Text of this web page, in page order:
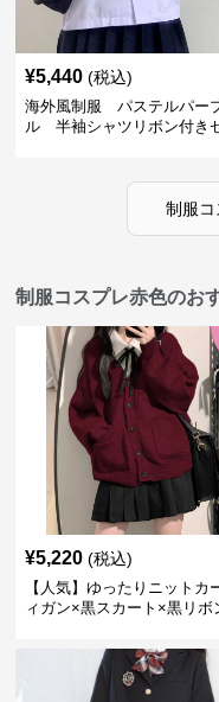
¥5,440 (税込)
海外風制服 パステルパー
ル 半袖シャツリボン付き
制服コ
制服コスプレ赤色のお
¥5,220 (税込)
【人気】ゆったりニットカ
ィガン×黒スカート×黒リ